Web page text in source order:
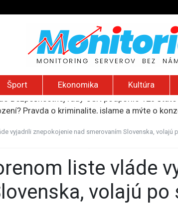
Šport Ekonomika Kultúra
Pravda o kriminalite, islame a mýte o
eur na pomoc farmárom, ktorých
vyjadrili znepokojenie nad smerovaním Slovenska, volajú
volajú